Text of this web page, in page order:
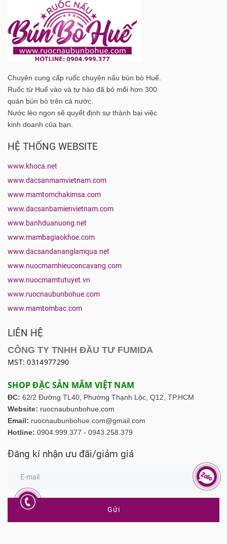
Chuyên cung cấp ruốc chuyên nấu bún bò Huế.
Ruốc từ Huế vào và tự hào đã bỏ mối hơn 300
quán bún bò trên cả nước.
Nước lèo ngon sẽ quyết định sự thành bại việc
kinh doanh của bạn.
HỆ THỐNG WEBSITE
www.khoca.net
www.dacsanmamvietnam.com
www.mamtomchakimsa.com
www.dacsanbamienvietnam.com
www.banhduanuong.net
www.mambagiaokhoe.com
www.dacsandananglamqua.net
www.nuocmamhieuconcavang.com
www.nuocmamtutuyet.vn
www.ruocnaubunbohue.com
www.mamtombac.com
LIÊN HỆ
CÔNG TY TNHH ĐẦU TƯ FUMIDA
MST: 0314977290
SHOP ĐẶC SẢN MẮM VIỆT NAM
ĐC: 62/2 Đường TL40, Phường Thạnh Lộc, Q12, TP.HCM
Website: ruocnaubunbohue.com
Email: ruocnaubunbohue.com@gmail.com
Hotline: 0904.999.377 - 0943.258.379
Đăng kí nhận ưu đãi/giảm giá
Gửi